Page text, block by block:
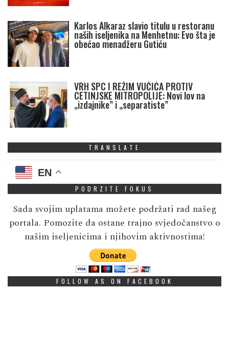
Karlos Alkaraz slavio titulu u restoranu
naših iseljenika na Menhetnu: Evo šta je
obećao menadžeru Gutiću
VRH SPC I REŽIM VUČIĆA PROTIV
CETINJSKE MITROPOLIJE: Novi lov na
„izdajnike” i „separatiste”
TRANSLATE
EN
PODRZITE FOKUS
Sada svojim uplatama možete podržati rad našeg
portala. Pomozite da ostane trajno svjedočanstvo o
našim iseljenicima i njihovim aktivnostima!
FOLLOW AS ON FACEBOOK